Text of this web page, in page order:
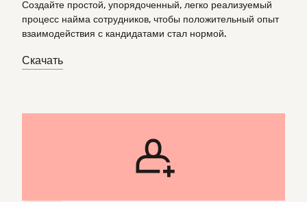
Создайте простой, упорядоченный, легко реализуемый
процесс найма сотрудников, чтобы положительный опыт
взаимодействия с кандидатами стал нормой.
Скачать